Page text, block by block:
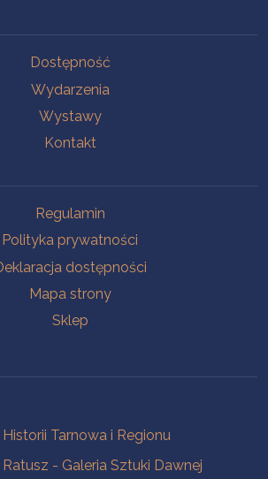
Dostępność
Wydarzenia
Wystawy
Kontakt
Regulamin
Polityka prywatności
dostępności
Mapa strony
Sklep
Tarnowa i Regionu
- Galeria Sztuki Dawnej